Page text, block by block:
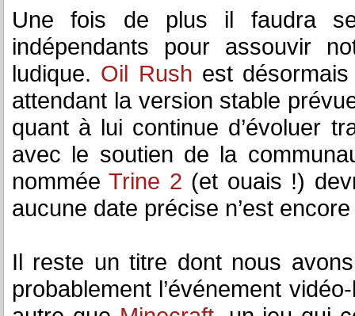
Une fois de plus il faudra
indépendants pour assouvir
ludique. Oil Rush est
attendant la version stable
quant à lui continue d’évoluer
avec le soutien de la
nomméeTrine 2 (et ouais !)
aucune date précise n’est
Il reste un titre dont nous
probablement l’événement